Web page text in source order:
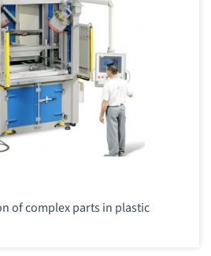
of complex parts in plastic